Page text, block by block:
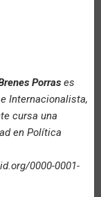
Porras es
Internacionalista,
cursa una
en Política
0000-0001-